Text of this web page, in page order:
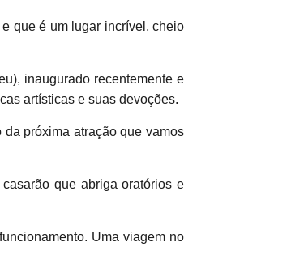
que é um lugar incrível, cheio
inaugurado recentemente e
artísticas e suas devoções.
próxima atração que vamos
que abriga oratórios e
Uma viagem no